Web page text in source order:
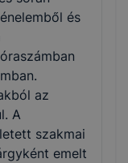
és
az
A
szakmai
emelt